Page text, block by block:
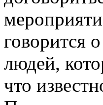
говорится
людей,
что